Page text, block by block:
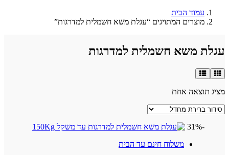
עמוד הבית
מוצרים המתויגים “עגלת משא חשמלית למדרגות”
עגלת משא חשמלית למדרגות
מציג תוצאה אחת
-31%
משלוח חינם עד הבית